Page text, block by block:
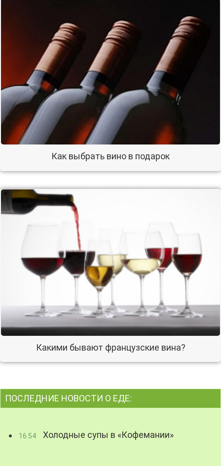
Как выбрать вино в подарок
Какими бывают французские вина?
ПОСЛЕДНИЕ НОВОСТИ О ЕДЕ:
16:54 Холодные супы в «Кофемании»